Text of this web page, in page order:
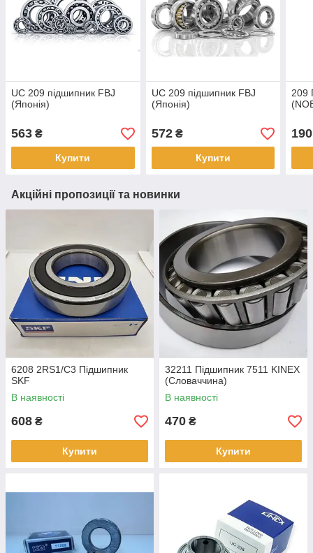
UC 209 підшипник FBJ
(Японія)
563 ₴
Купити
UC 209 підшипник FBJ
(Японія)
572₴
Купити
209
190
Акційні пропозиції та новинки
6208 2RS1/С3 Підшипник
SKF
В наявності
608 ₴
Купити
32211 Підшипник 7511 KINEX
(Словаччина)
В наявності
470 ₴
Купити